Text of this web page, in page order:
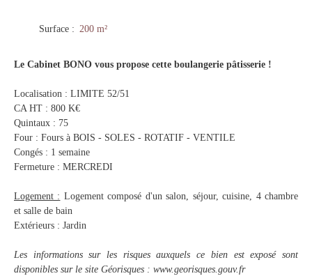
Surface : 200 m²
Le Cabinet BONO vous propose cette boulangerie pâtisserie !
Localisation : LIMITE 52/51
CA HT : 800 K€
Quintaux : 75
Four : Fours à BOIS - SOLES - ROTATIF - VENTILE
Congés : 1 semaine
Fermeture : MERCREDI
Logement : Logement composé d'un salon, séjour, cuisine, 4 chambre
et salle de bain
Extérieurs : Jardin
Les informations sur les risques auxquels ce bien est exposé sont
disponibles sur le site Géorisques : www.georisques.gouv.fr